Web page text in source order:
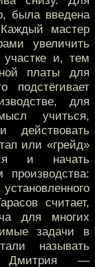
была введена
мастер
увеличить
участке и, тем
платы для
подстёгивает
для
учиться,
или «грейд»
и начать
производства:
считает,
для многих
задачи в
называть
Дмитрия —